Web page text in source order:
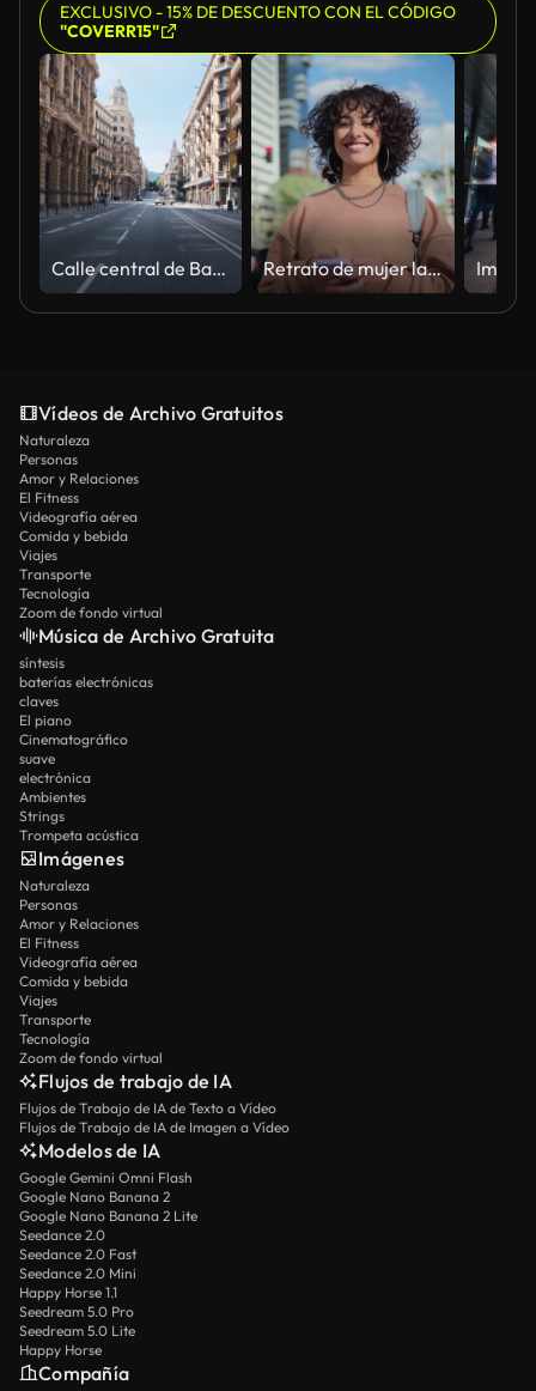
EXCLUSIVO - 15% DE DESCUENTO CON EL CÓDIGO
"COVERR15"
Calle central de Barcelona, brote de coronavirus Retrato de mujer latina en la ciudad
Vídeos de Archivo Gratuitos
Naturaleza
Personas
Amor y Relaciones
El Fitness
Videografía aérea
Comida y bebida
Viajes
Transporte
Tecnología
Zoom de fondo virtual
Música de Archivo Gratuita
síntesis
baterías electrónicas
claves
El piano
Cinematográfico
suave
electrónica
Ambientes
Strings
Trompeta acústica
Imágenes
Naturaleza
Personas
Amor y Relaciones
El Fitness
Videografía aérea
Comida y bebida
Viajes
Transporte
Tecnología
Zoom de fondo virtual
Flujos de trabajo de IA
Flujos de Trabajo de IA de Texto a Vídeo
Flujos de Trabajo de IA de Imagen a Vídeo
Modelos de IA
Google Gemini Omni Flash
Google Nano Banana 2
Google Nano Banana 2 Lite
Seedance 2.0
Seedance 2.0 Fast
Seedance 2.0 Mini
Happy Horse 1.1
Seedream 5.0 Pro
Seedream 5.0 Lite
Happy Horse
Compañía